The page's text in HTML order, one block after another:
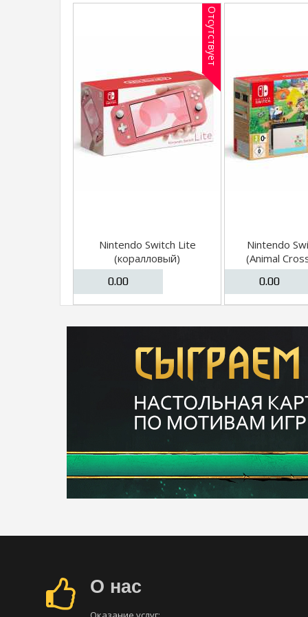
Отсутствует
Nintendo Switch Lite
(коралловый)
0.00
Nintendo
(Animal
Horizons
0.00
О нас